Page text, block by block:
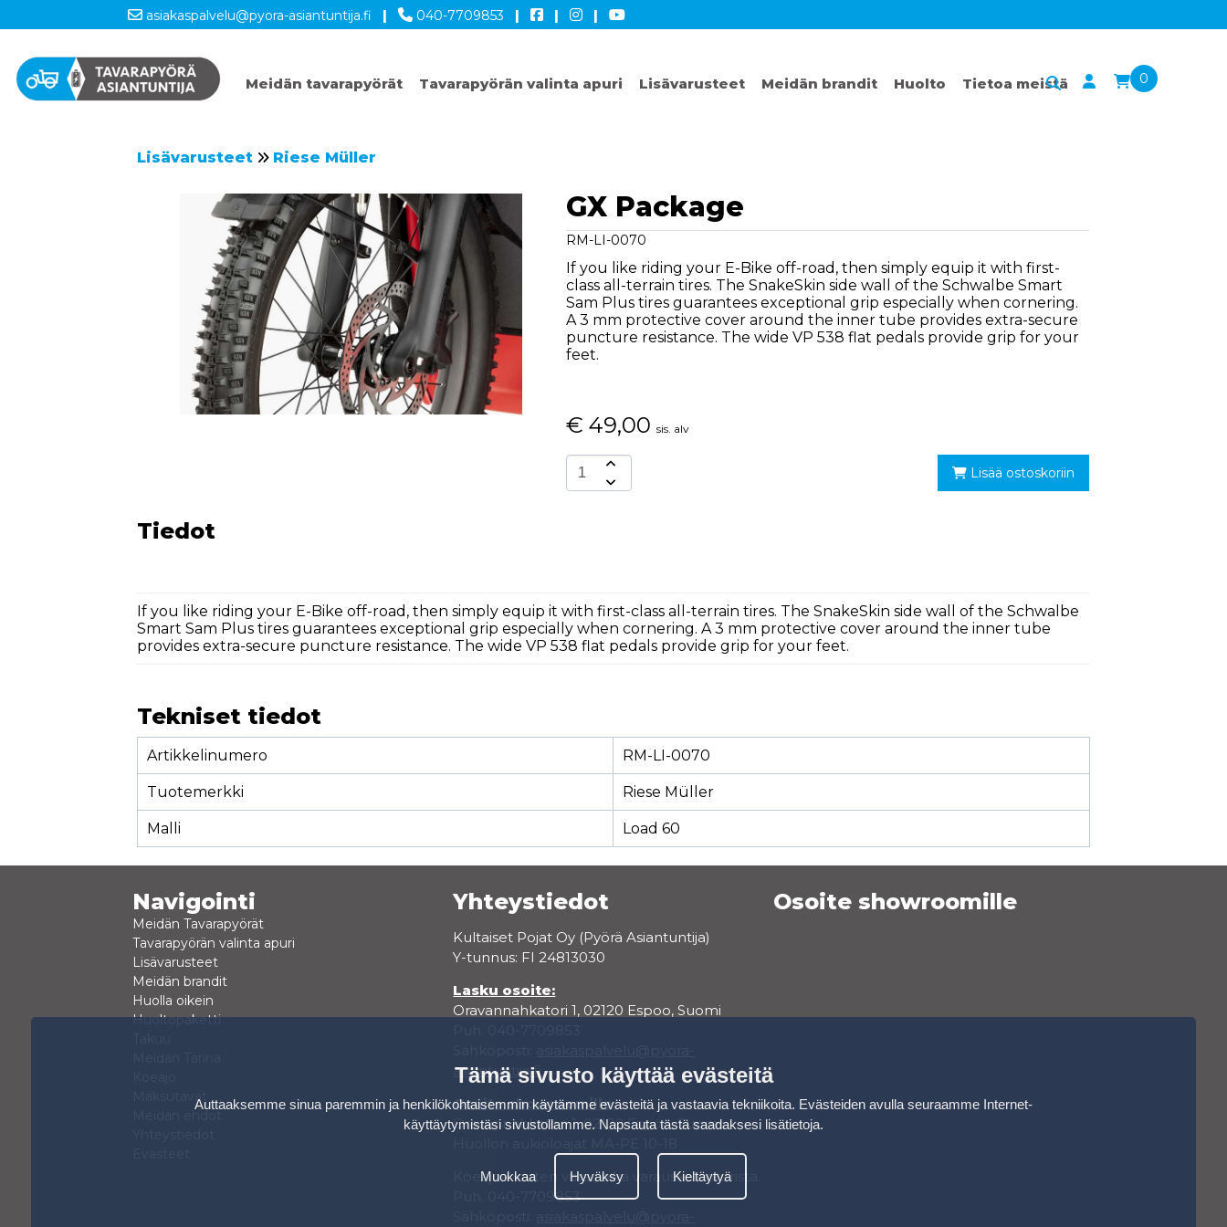
asiakaspalvelu@pyora-asiantuntija.fi | 040-7709853 | | |
Meidän tavarapyörät Tavarapyörän valinta apuri Lisävarusteet Meidän brandit Huolto Tietoa meistä 0
Lisävarusteet Riese Müller
GX Package
RM-LI-0070
If you like riding your E-Bike off-road, then simply equip it with first-
class all-terrain tires. The SnakeSkin side wall of the Schwalbe Smart
Sam Plus tires guarantees exceptional grip especially when cornering.
A 3 mm protective cover around the inner tube provides extra-secure
puncture resistance. The wide VP 538 flat pedals provide grip for your
feet.
€ 49,00 sis. alv
Lisää ostoskoriin
Tiedot
If you like riding your E-Bike off-road, then simply equip it with first-class all-terrain tires. The SnakeSkin side wall of the Schwalbe
Smart Sam Plus tires guarantees exceptional grip especially when cornering. A 3 mm protective cover around the inner tube
provides extra-secure puncture resistance. The wide VP 538 flat pedals provide grip for your feet.
Tekniset tiedot
Artikkelinumero RM-LI-0070
Tuotemerkki Riese Müller
Malli Load 60
Navigointi
Meidän Tavarapyörät
Tavarapyörän valinta apuri
Lisävarusteet
Meidän brandit
Huolla oikein
Huoltopaketti
Maksutavat
Yhteystiedot
Kultaiset Pojat Oy (Pyörä Asiantuntija)
Y-tunnus: FI 24813030
Lasku osoite:
Oravannahkatori 1, 02120 Espoo, Suomi
asiantuntija.fi
Osoite showroomille:
Oravannahkatori 1, 02120 Espoo, Suomi
Koeajoa varten varaa aika varauskalenterista.
Puh. 040-7709853
Osoite showroomille
Tämä sivusto käyttää evästeitä
Auttaaksemme sinua paremmin ja henkilökohtaisemmin käytämme evästeitä ja vastaavia tekniikoita. Evästeiden avulla seuraamme Internet-
käyttäytymistäsi sivustollamme. Napsauta tästä saadaksesi lisätietoja.
Muokkaa Hyväksy Kieltäytyä